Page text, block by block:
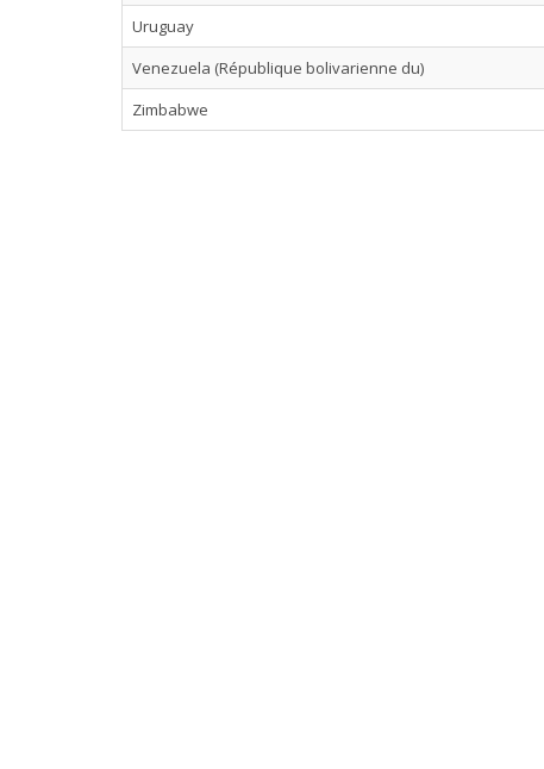
Uruguay
Venezuela (République bolivarienne du)
Zimbabwe